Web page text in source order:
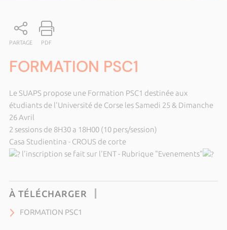
PARTAGE PDF
FORMATION PSC1
Le SUAPS propose une Formation PSC1 destinée aux
étudiants de l'Université de Corse les Samedi 25 & Dimanche
26 Avril
2 sessions de 8H30 a 18H00 (10 pers/session)
Casa Studientina - CROUS de corte
l'inscription se fait sur l'ENT - Rubrique "Evenements"
À TÉLÉCHARGER
FORMATION PSC1